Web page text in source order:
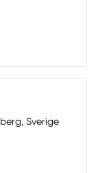
Sverige